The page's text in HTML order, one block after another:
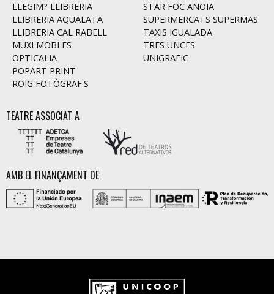
LLEGIM? LLIBRERIA
LLIBRERIA AQUALATA
LLIBRERIA CAL RABELL
MUXI MOBLES
OPTICALIA
POPART PRINT
ROIG FOTÒGRAF'S
STAR FOC ANOIA
SUPERMERCATS SUPERMAS
TAXIS IGUALADA
TRES UNCES
UNIGRAFIC
TEATRE ASSOCIAT A
AMB EL FINANÇAMENT DE